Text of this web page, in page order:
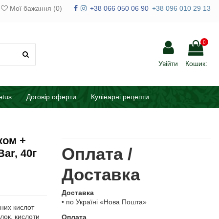
Мої бажання (0) +38 066 050 06 90 +38 096 010 29 13
Увійти
0
Кошик:
Договір оферти Кулінарні рецепти
+
40г
кислот
кислоти
Оплата /
Доставка
Доставка
• по Україні «Нова Пошта»
Оплата